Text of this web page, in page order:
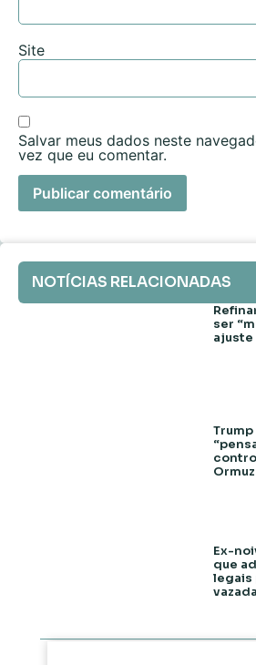
Site
Salvar meus dados neste
vez que eu comentar.
NOTÍCIAS RELACIONADAS
ser
Ormuz
Ex-
que
legais